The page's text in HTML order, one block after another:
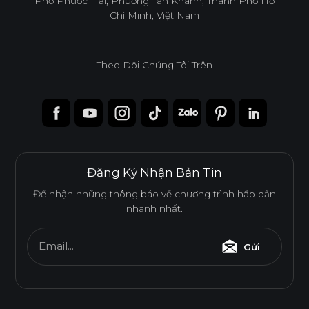
Ván WPB Phủ Acrylic
Được sử dụng cho các khu vực có độ ẩm, rò rỉ nước cao.
Chí Minh, Việt Nam
Theo Dõi Chúng Tôi Trên
Đăng Ký Nhận Bản Tin
Để nhận những thông báo về chương trình hấp dẫn
nhanh nhất.
Email... Gửi